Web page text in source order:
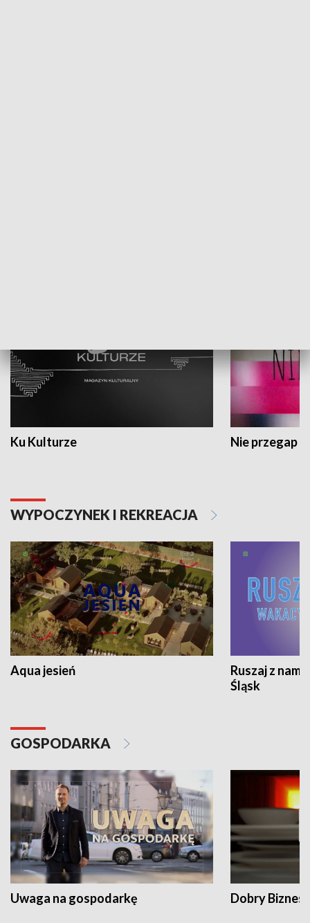
Ku Kulturze Nie przegap
WYPOCZYNEK I REKREACJA
Aqua jesień
Ruszaj z
Śląsk
GOSPODARKA
Uwaga na gospodarkę Dobry Biznes